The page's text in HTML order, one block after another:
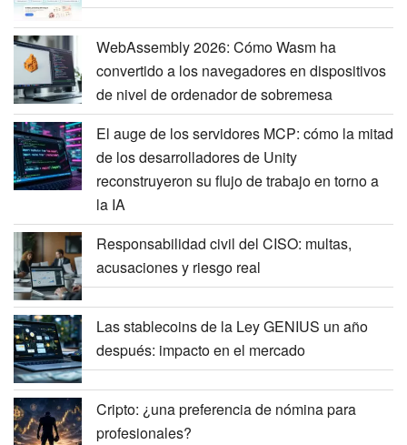
WebAssembly 2026: Cómo Wasm ha
convertido a los navegadores en dispositivos
de nivel de ordenador de sobremesa
El auge de los servidores MCP: cómo la mitad
de los desarrolladores de Unity
reconstruyeron su flujo de trabajo en torno a
la IA
Responsabilidad civil del CISO: multas,
acusaciones y riesgo real
Las stablecoins de la Ley GENIUS un año
después: impacto en el mercado
Cripto: ¿una preferencia de nómina para
profesionales?